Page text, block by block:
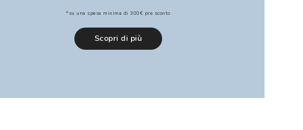
*su una spesa minima di 300€ pre sconto
Scopri di più